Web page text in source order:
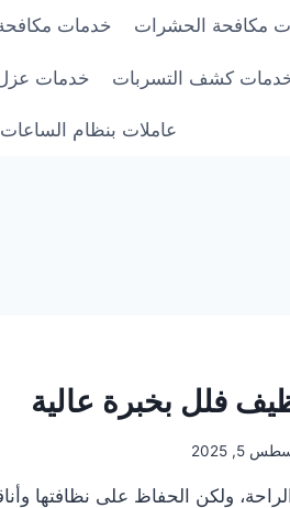
مكافحة الحشرات خدمات
كشف التسربات خدمات
عاملات بنظام الساعات
فلل بخبرة عالية
5, 2025
ولكن الحفاظ على نظافتها